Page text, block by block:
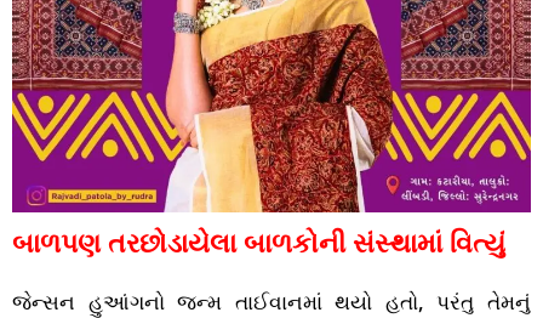
બાળપણ તરછોડાયેલા બાળકોની સંસ્થામાં વિત્યું
જેન્સન હુઆંગનો જન્મ તાઈવાનમાં થયો હતો, પરંતુ તેમનું